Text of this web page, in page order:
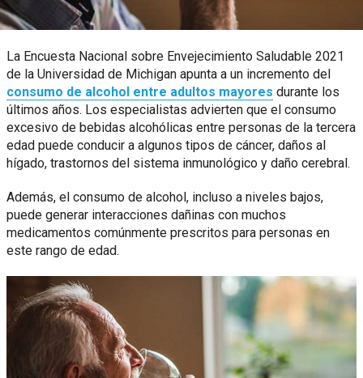
La Encuesta Nacional sobre Envejecimiento Saludable 2021
de la Universidad de Michigan apunta a un incremento del
consumo de alcohol entre adultos mayores durante los
últimos años. Los especialistas advierten que el consumo
excesivo de bebidas alcohólicas entre personas de la tercera
edad puede conducir a algunos tipos de cáncer, daños al
hígado, trastornos del sistema inmunológico y daño cerebral.
Además, el consumo de alcohol, incluso a niveles bajos,
puede generar interacciones dañinas con muchos
medicamentos comúnmente prescritos para personas en
este rango de edad.